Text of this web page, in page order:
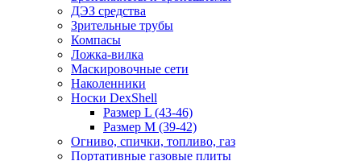
ДЭЗ средства
Зрительные трубы
Компасы
Ложка-вилка
Маскировочные сети
Наколенники
Носки DexShell
Размер L (43-46)
Размер M (39-42)
Огниво, спички, топливо, газ
Портативные газовые плиты